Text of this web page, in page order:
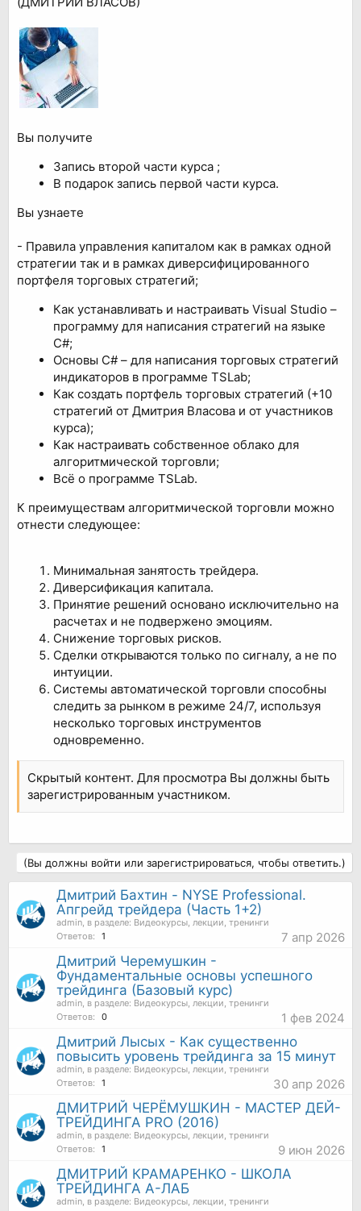
Вы получите
Запись второй части курса ;
В подарок запись первой части курса.
Вы узнаете
- Правила управления капиталом как в рамках одной
стратегии так и в рамках диверсифицированного
портфеля торговых стратегий;
Как устанавливать и настраивать Visual Studio –
программу для написания стратегий на языке
С#;
Основы С# – для написания торговых стратегий
индикаторов в программе TSLab;
Как создать портфель торговых стратегий (+10
стратегий от Дмитрия Власова и от участников
курса);
Как настраивать собственное облако для
алгоритмической торговли;
Всё о программе TSLab.
К преимуществам алгоритмической торговли можно
отнести следующее:
Минимальная занятость трейдера.
Диверсификация капитала.
Принятие решений основано исключительно на
расчетах и не подвержено эмоциям.
Снижение торговых рисков.
Сделки открываются только по сигналу, а не по
интуиции.
Системы автоматической торговли способны
следить за рынком в режиме 24/7, используя
несколько торговых инструментов
одновременно.
Скрытый контент. Для просмотра Вы должны быть
зарегистрированным участником.
(Вы должны войти или зарегистрироваться, чтобы ответить.)
Дмитрий Бахтин - NYSE Professional.
Апгрейд трейдера (Часть 1+2)
admin , в разделе: Видеокурсы, лекции, тренинги
Ответов:
1 7 апр 2026
Дмитрий Черемушкин -
Фундаментальные основы успешного
трейдинга (Базовый курс)
admin , в разделе: Видеокурсы, лекции, тренинги
Ответов:
0 1 фев 2024
Дмитрий Лысых - Как существенно
повысить уровень трейдинга за 15 минут
admin , в разделе: Видеокурсы, лекции, тренинги
Ответов:
1 30 апр 2026
ДМИТРИЙ ЧЕРЁМУШКИН - МАСТЕР ДЕЙ-
ТРЕЙДИНГА PRO (2016)
admin , в разделе: Видеокурсы, лекции, тренинги
Ответов:
1 9 июн 2026
ДМИТРИЙ КРАМАРЕНКО - ШКОЛА
ТРЕЙДИНГА А-ЛАБ
admin , в разделе: Видеокурсы, лекции, тренинги